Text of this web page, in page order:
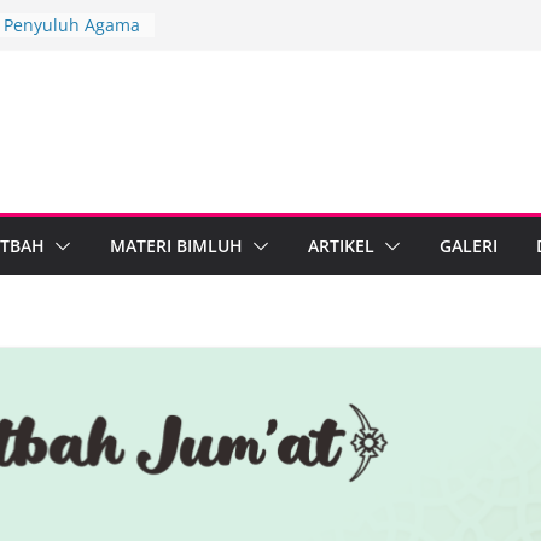
Agama
Penyuluh
Brebes
Implementasi
MATERI BIMLUH ARTIKEL GALERI